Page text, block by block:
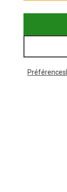
Préférences